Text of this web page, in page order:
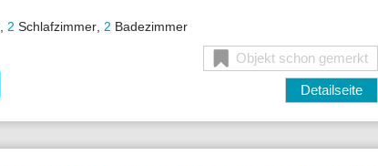
2 Schlafzimmer 2 Badezimmer
Objekt schon gemerkt
Detailseite